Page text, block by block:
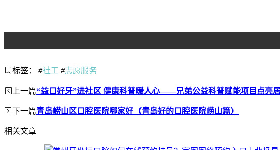
标签： #社工 #志愿服务
上一篇“益口好牙”进社区 健康科普暖人心——兄弟公益科普赋能项目点亮
下一篇青岛崂山区口腔医院哪家好（青岛好的口腔医院崂山篇）
相关文章